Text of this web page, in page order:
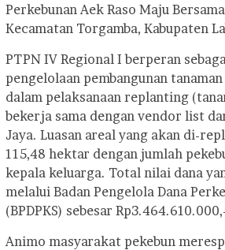
Perkebunan Aek Raso Maju
Kecamatan Torgamba, Kabupaten
PTPN IV Regional I berperan
pengelolaan pembangunan
dalam pelaksanaan replanting
bekerja sama dengan vendor list
Jaya. Luasan areal yang akan di-
115,48 hektar dengan jumlah
kepala keluarga. Total nilai dana
melalui Badan Pengelola Dana
(BPDPKS) sebesar
Animo masyarakat pekebun